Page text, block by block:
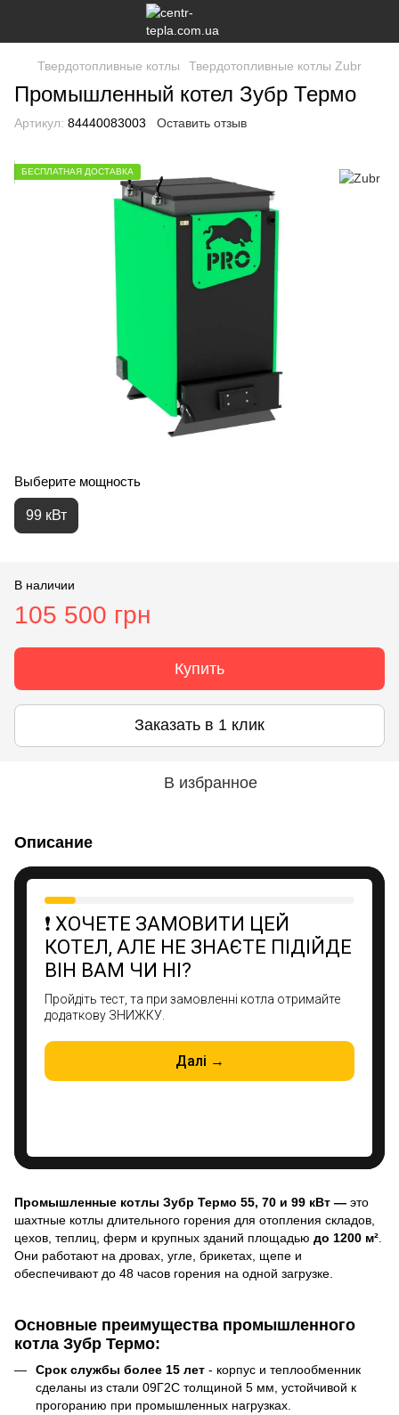
Твердотопливные котлы Твердотопливные котлы Zubr
Промышленный котел Зубр Термо
Артикул: 84440083003 Оставить отзыв
БЕСПЛАТНАЯ ДОСТАВКА
Выберите мощность
99 кВт
В наличии
105 500 грн
Купить
Заказать в 1 клик
В избранное
Описание
Промышленные котлы Зубр Термо 55, 70 и 99 кВт — это
шахтные котлы длительного горения для отопления складов,
цехов, теплиц, ферм и крупных зданий площадью до 1200 м²
Они работают на дровах, угле, брикетах, щепе и
обеспечивают до 48 часов горения на одной загрузке.
Основные преимущества промышленного
котла Зубр Термо:
Срок службы более 15 лет - корпус и теплообменник
сделаны из стали 09Г2С толщиной 5 мм, устойчивой к
прогоранию при промышленных нагрузках.